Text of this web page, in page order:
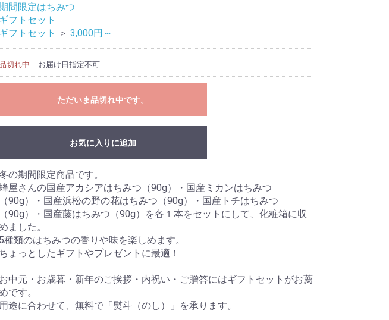
間限定はちみつ
ギフトセット
ギフトセット
＞ 3,000円～
切れ中 お届け日指定不可
ただいま品切れ中です。
カートへ進む
お気に入りに追加
の期間限定商品です。
屋さんの国産アカシアはちみつ（90g）・国産ミカンはちみつ
（90g）・国産浜松の野の花はちみつ（90g）・国産トチはちみつ
（90g）・国産藤はちみつ（90g）を各１本をセットにして、化粧箱に収
ました。
5種類のはちみつの香りや味を楽しめます。
ちょっとしたギフトやプレゼントに最適！
お中元・お歳暮・新年のご挨拶・内祝い・ご贈答にはギフトセットがお薦
です。
用途に合わせて、無料で「熨斗（のし）」を承ります。